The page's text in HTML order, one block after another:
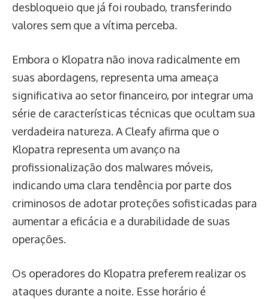
desbloqueio que já foi roubado, transferindo
valores sem que a vítima perceba.
Embora o Klopatra não inova radicalmente em
suas abordagens, representa uma ameaça
significativa ao setor financeiro, por integrar uma
série de características técnicas que ocultam sua
verdadeira natureza. A Cleafy afirma que o
Klopatra representa um avanço na
profissionalização dos malwares móveis,
indicando uma clara tendência por parte dos
criminosos de adotar proteções sofisticadas para
aumentar a eficácia e a durabilidade de suas
operações.
Os operadores do Klopatra preferem realizar os
ataques durante a noite. Esse horário é